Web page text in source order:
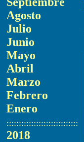
Agosto
Julio
Junio
Mayo
Abril
Marzo
Febrero
Enero
:::::::::::::::::::::::::::::
2018